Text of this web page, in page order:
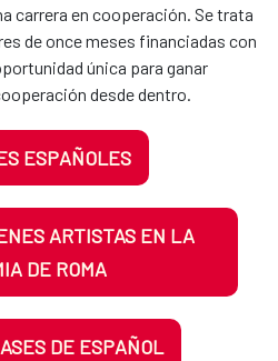
carrera en cooperación. Se trata
de once meses financiadas con
única para ganar
desde dentro.
ESPAÑOLES
ARTISTAS EN LA
DE ROMA
DE ESPAÑOL